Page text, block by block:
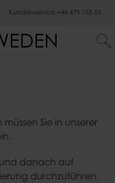
Kundenservice +46 479 155 55
Sie in unserer
danach auf
durchzuführen.